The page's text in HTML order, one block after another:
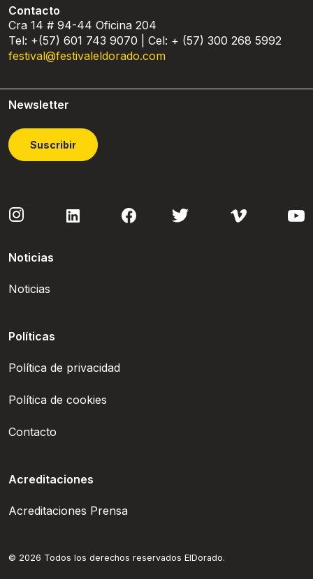
Contacto
Cra 14 # 94-44 Oficina 204
Tel: +(57) 601 743 9070 | Cel: + (57) 300 268 5992
festival@festivaleldorado.com
Newsletter
Suscribir
Noticias
Noticias
Políticas
Política de privacidad
Política de cookies
Contacto
Acreditaciones
Acreditaciones Prensa
© 2026 Todos los derechos reservados ElDorado.